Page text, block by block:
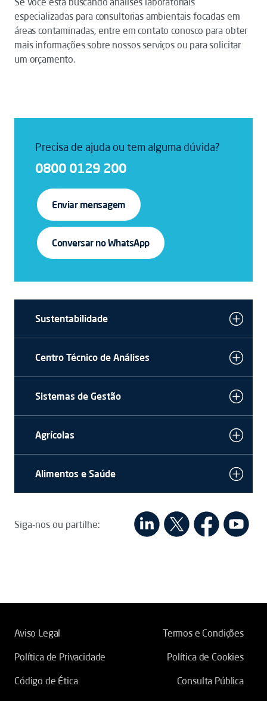
especializadas para consultorias ambientais focadas em
áreas contaminadas, entre em contato conosco para obter
mais informações sobre nossos serviços ou para solicitar
um orçamento.
Precisa de ajuda ou tem alguma dúvida?
0800 0129 200
Enviar mensagem
Conversar no WhatsApp
Sustentabilidade
Centro Técnico de Análises
Sistemas de Gestão
Agrícolas
Alimentos e Saúde
Siga-nos ou partilhe:
Aviso Legal
Termos e Condições
Política de Privacidade
Política de Cookies
Código de Ética
Consulta Pública